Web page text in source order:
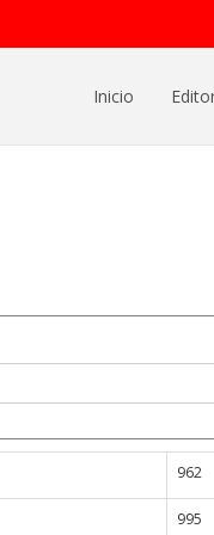
Inicio
962
995